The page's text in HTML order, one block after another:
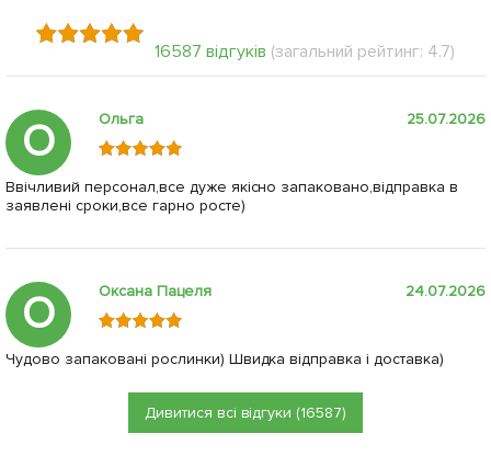
16587 відгуків (загальний рейтинг: 4.7)
О Ольга 25.07.2026
Ввічливий персонал,все дуже якісно запаковано,відправка в
заявлені сроки,все гарно росте)
О Оксана Пацеля 24.07.2026
Чудово запаковані рослинки) Швидка відправка і доставка)
Дивитися всі відгуки (16587)